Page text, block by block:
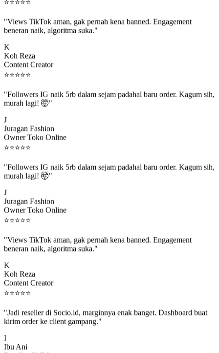
beneran naik, algoritma suka."
Koh Reza
Content Creator
⭐⭐⭐⭐⭐
murah lagi! 🤯"
Juragan Fashion
Owner Toko Online
⭐⭐⭐⭐⭐
murah lagi! 🤯"
Juragan Fashion
Owner Toko Online
⭐⭐⭐⭐⭐
beneran naik, algoritma suka."
Koh Reza
Content Creator
⭐⭐⭐⭐⭐
kirim order ke client gampang."
Ibu Ani
Reseller SMM